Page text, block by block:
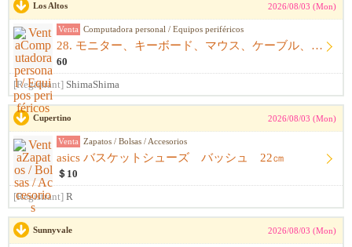
Los Altos 2026/08/03 (Mon)
Venta Computadora personal / Equipos periféricos
28. モニター、キーボード、マウス、ケーブル、アームレスト一式
60
[Registrant] ShimaShima
Cupertino 2026/08/03 (Mon)
Venta Zapatos / Bolsas / Accesorios
asics バスケットシューズ バッシュ 22㎝
＄10
[Registrant] R
Sunnyvale 2026/08/03 (Mon)